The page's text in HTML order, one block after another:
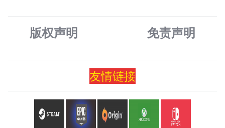
版权声明 免责声明
友情链接